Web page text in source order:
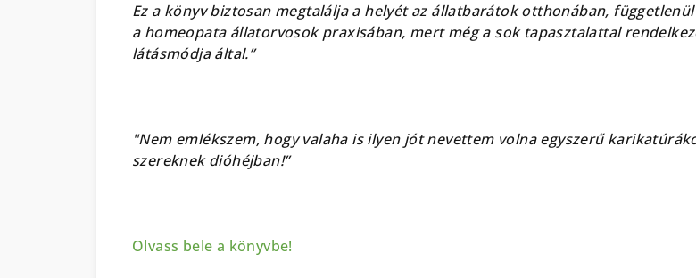
Ez a könyv biztosan megtalálja a helyét az állatbarátok otthonában,
a homeopata állatorvosok praxisában, mert még a sok tapasztalattal
látásmódja által.”
"Nem emlékszem, hogy valaha is ilyen jót nevettem volna egyszerű
szereknek dióhéjban!”
Olvass bele a könyvbe!